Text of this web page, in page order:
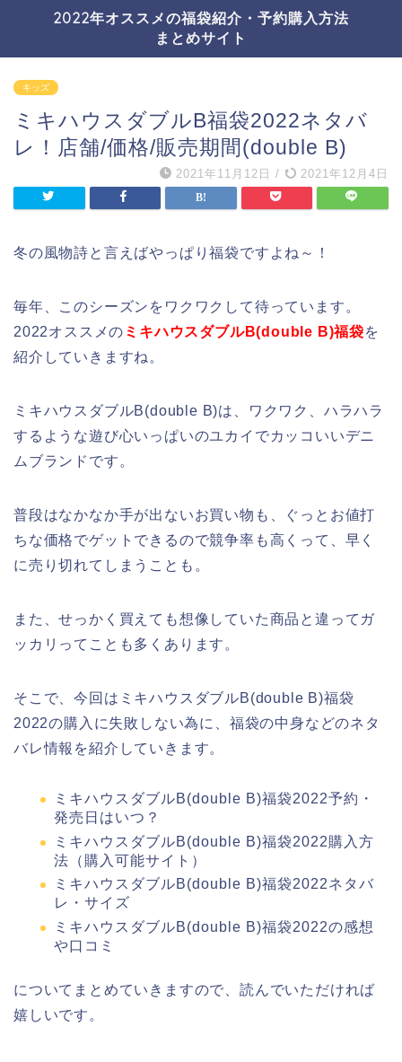
2022年オススメの福袋紹介・予約購入方法
まとめサイト
キッズ
ミキハウスダブルB福袋2022ネタバ
レ！店舗/価格/販売期間(double B)
2021年11月12日 / 2021年12月4日
冬の風物詩と言えばやっぱり福袋ですよね～！
毎年、このシーズンをワクワクして待っています。
2022オススメの ミキハウスダブルB(double B)福袋を
紹介していきますね。
ミキハウスダブルB(double B)は、ワクワク、ハラハラ
するような遊び心いっぱいのユカイでカッコいいデニ
ムブランドです。
普段はなかなか手が出ないお買い物も、ぐっとお値打
ちな価格でゲットできるので競争率も高くって、早く
に売り切れてしまうことも。
また、せっかく買えても想像していた商品と違ってガ
ッカリってことも多くあります。
そこで、今回はミキハウスダブルB(double B)福袋
2022の購入に失敗しない為に、福袋の中身などのネタ
バレ情報を紹介していきます。
ミキハウスダブルB(double B)福袋2022予約・
発売日はいつ？
ミキハウスダブルB(double B)福袋2022購入方
法（購入可能サイト）
ミキハウスダブルB(double B)福袋2022ネタバ
レ・サイズ
ミキハウスダブルB(double B)福袋2022の感想
や口コミ
についてまとめていきますので、読んでいただければ
嬉しいです。